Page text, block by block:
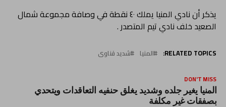
يذكر أن نادي المنيا يملك ٤٠ نقطة في وصافة مجموعة شمال
الصعيد خلف نادي تيم المتصدر .
RELATED TOPICS: المنيا شديد قناوى
DON'T MISS
المنيا يغير جلده وشديد يغلق حنفيه التعاقدات ويتحدي
بصفقات غير مكلفة